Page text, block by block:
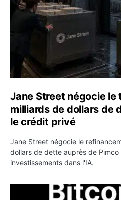
Jane Street négocie le
milliards de dollars de
le crédit privé
Jane Street négocie le
dollars de dette auprès de
investissements dans l'IA.
Bitcoin stagne à 64 000